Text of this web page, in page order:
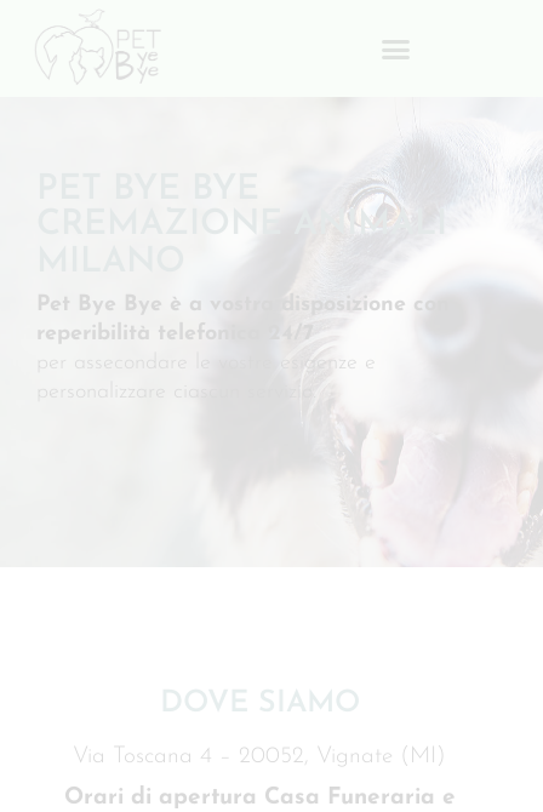
CREMAZIONE ANIMALI
Pet Bye Bye è a vostra disposizione con
reperibilità telefonica 24/7
per assecondare le vostre esigenze e
personalizzare ciascun servizio.
DOVE SIAMO
Via Toscana 4 – 20052, Vignate (MI)
Orari di apertura Casa Funeraria e